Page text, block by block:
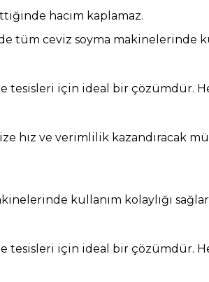
hacim kaplamaz.
tüm ceviz soyma makinelerinde
tesisleri için ideal bir çözümdür.
hız ve verimlilik kazandıracak
kullanım kolaylığı
tesisleri için ideal bir çözümdür.